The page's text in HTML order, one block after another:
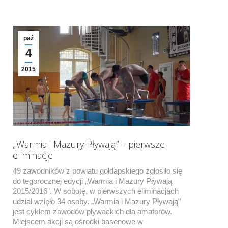
paź
4
2015
„Warmia i Mazury Pływają” – pierwsze
eliminacje
49 zawodników z powiatu gołdapskiego zgłosiło się
do tegorocznej edycji „Warmia i Mazury Pływają
2015/2016”. W sobotę, w pierwszych eliminacjach
udział wzięło 34 osoby. „Warmia i Mazury Pływają”
jest cyklem zawodów pływackich dla amatorów.
Miejscem akcji są ośrodki basenowe w